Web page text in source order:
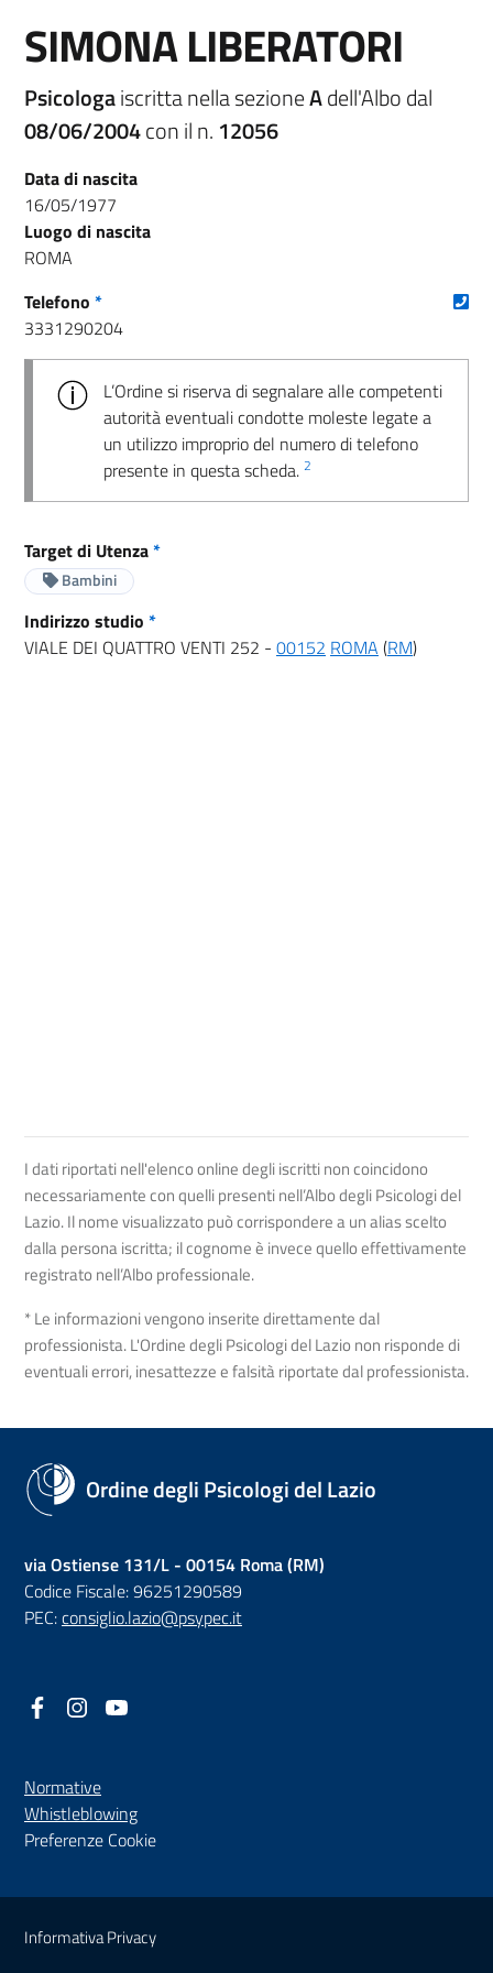
SIMONA LIBERATORI
Psicologaiscritta nella sezioneAdell'Albo dal
08/06/2004con il n. 12056
Data di nascita
16/05/1977
Luogo di nascita
ROMA
Telefono *
3331290204
L’Ordine si riserva di segnalare alle competenti
autorità eventuali condotte moleste legate a
un utilizzo improprio del numero di telefono
presente in questa scheda. 2
Target di Utenza*
Bambini
Indirizzo studio *
VIALE DEI QUATTRO VENTI 252 - 00152 ROMA (RM)
I dati riportati nell'elenco online degli iscritti non coincidono
necessariamente con quelli presenti nell’Albo degli Psicologi del
Lazio. Il nome visualizzato può corrispondere a un alias scelto
dalla persona iscritta; il cognome è invece quello effettivamente
registrato nell’Albo professionale.
* Le informazioni vengono inserite direttamente dal
professionista. L'Ordine degli Psicologi del Lazio non risponde di
eventuali errori, inesattezze e falsità riportate dal professionista.
Ordine degli Psicologi del Lazio
via Ostiense 131/L - 00154 Roma (RM)
Codice Fiscale: 96251290589
PEC:consiglio.lazio@psypec.it
Facebook
(nuova scheda - new tab)
Instagram
(nuova scheda - new tab)
Normative
Whistleblowing(nuova scheda - new tab)
Preferenze Cookie
Sezione Link Utili
Informativa Privacy